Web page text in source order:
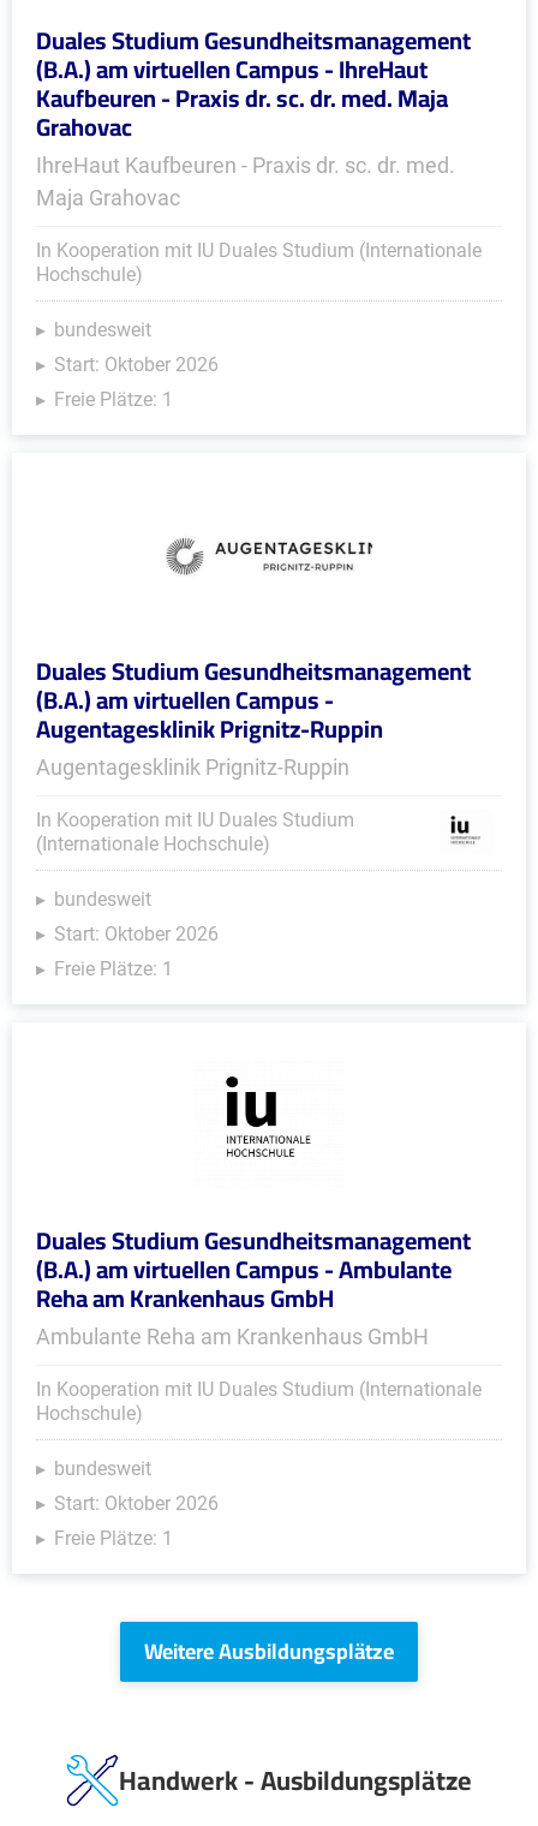
Duales Studium Gesundheitsmanagement
(B.A.) am virtuellen Campus - IhreHaut
Kaufbeuren - Praxis dr. sc. dr. med. Maja
Grahovac
IhreHaut Kaufbeuren - Praxis dr. sc. dr. med.
Maja Grahovac
In Kooperation mit IU Duales Studium (Internationale
Hochschule)
bundesweit
Start: Oktober 2026
Freie Plätze: 1
Duales Studium Gesundheitsmanagement
(B.A.) am virtuellen Campus -
Augentagesklinik Prignitz-Ruppin
Augentagesklinik Prignitz-Ruppin
In Kooperation mit IU Duales Studium
(Internationale Hochschule)
bundesweit
Start: Oktober 2026
Freie Plätze: 1
Duales Studium Gesundheitsmanagement
(B.A.) am virtuellen Campus - Ambulante
Reha am Krankenhaus GmbH
Ambulante Reha am Krankenhaus GmbH
In Kooperation mit IU Duales Studium (Internationale
Hochschule)
bundesweit
Start: Oktober 2026
Freie Plätze: 1
Weitere Ausbildungsplätze
Handwerk - Ausbildungsplätze